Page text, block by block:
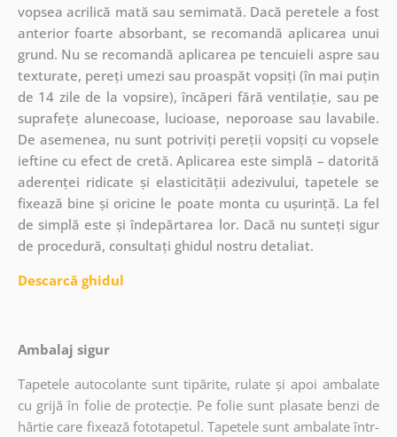
vopsea acrilică mată sau semimată. Dacă peretele a fost
anterior foarte absorbant, se recomandă aplicarea unui
grund. Nu se recomandă aplicarea pe tencuieli aspre sau
texturate, pereți umezi sau proaspăt vopsiți (în mai puțin
de 14 zile de la vopsire), încăperi fără ventilație, sau pe
suprafețe alunecoase, lucioase, neporoase sau lavabile.
De asemenea, nu sunt potriviți pereții vopsiți cu vopsele
ieftine cu efect de cretă. Aplicarea este simplă – datorită
aderenței ridicate și elasticității adezivului, tapetele se
fixează bine și oricine le poate monta cu ușurință. La fel
de simplă este și îndepărtarea lor. Dacă nu sunteți sigur
de procedură, consultați ghidul nostru detaliat.
Descarcă ghidul
Ambalaj sigur
Tapetele autocolante sunt tipărite, rulate și apoi ambalate
cu grijă în folie de protecție. Pe folie sunt plasate benzi de
hârtie care fixează fototapetul. Tapetele sunt ambalate într-